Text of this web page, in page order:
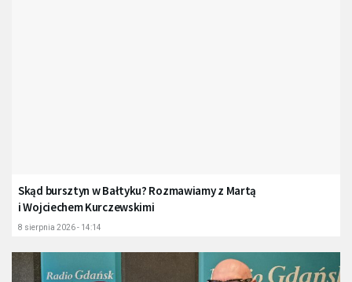
Skąd bursztyn w Bałtyku? Rozmawiamy z Martą
i Wojciechem Kurczewskimi
8 sierpnia 2026 - 14:14